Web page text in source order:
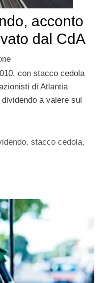
acconto
dal CdA
con stacco cedola
di Atlantia
a valere sul
,stacco cedola,